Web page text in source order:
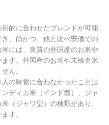
的に合わせたブレンドが可能
、尚かつ、他と比べ安価での
には、良質の外国産のお米や
ます。外国産のお米や未検査米
ん。
の味覚に合わなかったことは
ディカ米（インド型）、ジャ
（ジャワ型）の種類があり、
す。